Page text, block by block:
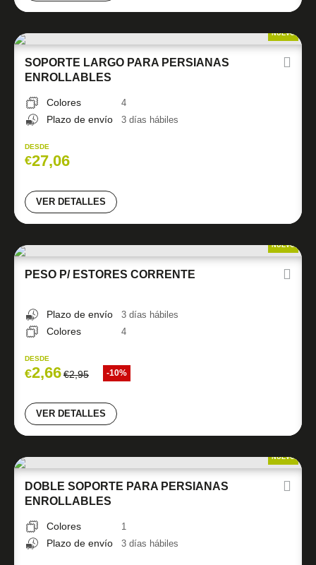
NUEVO
SOPORTE LARGO PARA PERSIANAS
ENROLLABLES
Colores 4
Plazo de envío 3 días hábiles
DESDE
€27,06
VER DETALLES
NUEVO
PESO P/ ESTORES CORRENTE
Plazo de envío 3 días hábiles
Colores 4
DESDE
€2,66€2,95 -10%
VER DETALLES
NUEVO
DOBLE SOPORTE PARA PERSIANAS
ENROLLABLES
Colores 1
Plazo de envío 3 días hábiles